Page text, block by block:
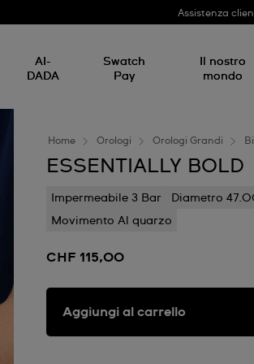
Assistenza
AI-
DADA
Swatch
Pay
Il nostro
mondo
Home Orologi Orologi Grandi
ESSENTIALLY BOLD
Impermeabile 3 Bar
Diametro
Movimento Al quarzo
CHF 115,00
Aggiungi al carrello